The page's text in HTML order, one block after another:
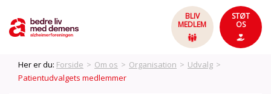
BLIV
MEDLEM
STØT
OS
Her er du: Forside > Om os > Organisation > Udvalg >
Patientudvalgets medlemmer